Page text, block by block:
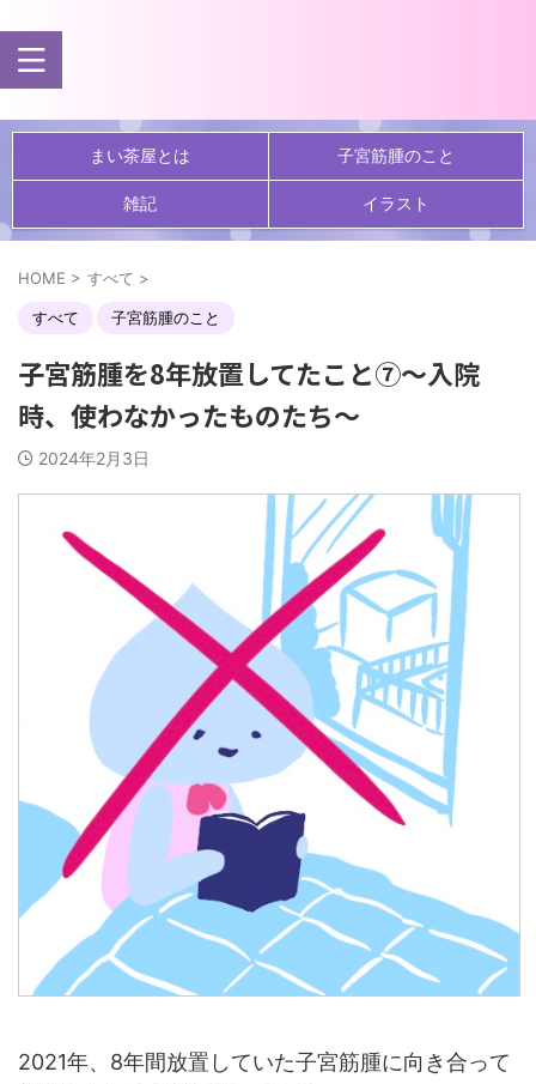
まい茶屋とは 子宮筋腫のこと
雑記 イラスト
HOME > すべて >
すべて 子宮筋腫のこと
子宮筋腫を8年放置してたこと⑦～入院
時、使わなかったものたち～
2024年2月3日
2021年、8年間放置していた子宮筋腫に向き合って